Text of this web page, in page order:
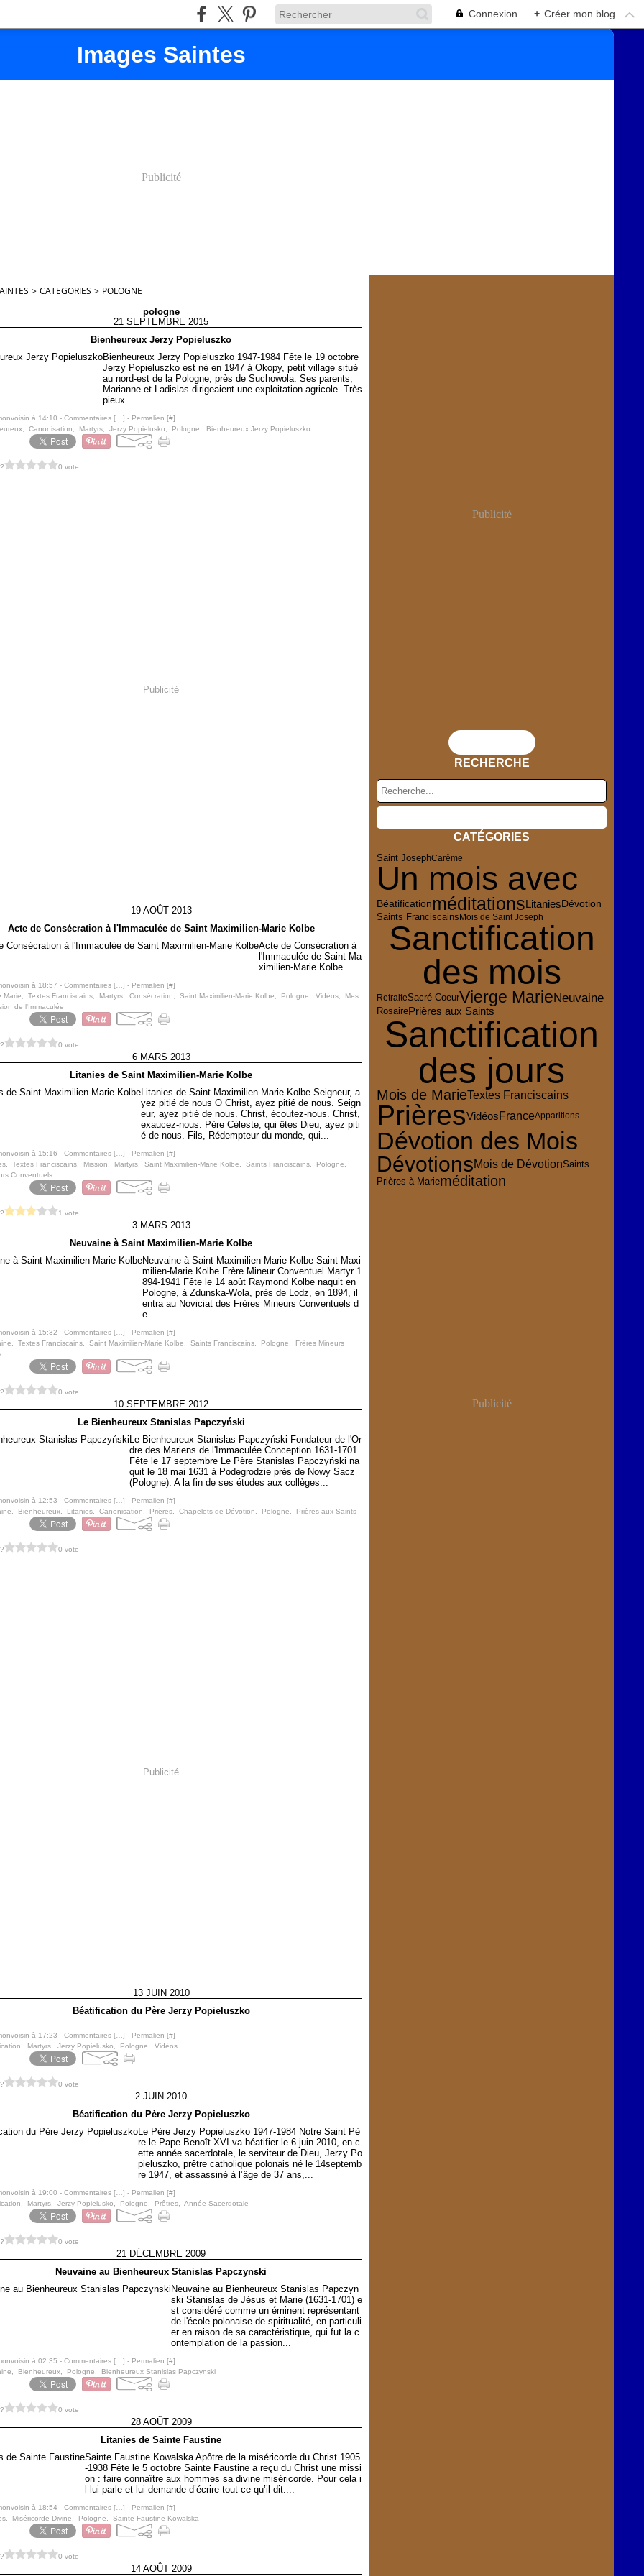
Connexion + Créer mon blog
Images Saintes
Publicité
> CATEGORIES > POLOGNE
pologne
21 SEPTEMBRE 2015
Bienheureux Jerzy Popieluszko
Bienheureux Jerzy Popieluszko 1947-1984 Fête le 19 octobre
Jerzy Popieluszko est né en 1947 à Okopy, petit village situé
au nord-est de la Pologne, près de Suchowola. Ses parents,
Marianne et Ladislas dirigeaient une exploitation agricole. Très
pieux...
à 14:10 - Commentaires [ ] - Permalien [#]
Canonisation Martyrs Jerzy Popielusko Pologne Bienheureux Jerzy Popieluszko
0 vote
Publicité
19 AOÛT 2013
Acte de Consécration à l'Immaculée de Saint Maximilien-Marie Kolbe
Acte de Consécration à
l'Immaculée de Saint Ma
ximilien-Marie Kolbe
à 18:57 - Commentaires [ ] - Permalien [#]
Marie Textes Franciscains Martyrs Consécration Saint Maximilien-Marie Kolbe Pologne Vidéos
Mes
de l'Immaculée
0 vote
6 MARS 2013
Litanies de Saint Maximilien-Marie Kolbe
Litanies de Saint Maximilien-Marie Kolbe Seigneur, a
yez pitié de nous O Christ, ayez pitié de nous. Seign
eur, ayez pitié de nous. Christ, écoutez-nous. Christ,
exaucez-nous. Père Céleste, qui êtes Dieu, ayez piti
é de nous. Fils, Rédempteur du monde, qui...
à 15:16 - Commentaires [ ] - Permalien [#]
Textes Franciscains Mission Martyrs Saint Maximilien-Marie Kolbe Saints Franciscains Pologne
Conventuels
1 vote
3 MARS 2013
Neuvaine à Saint Maximilien-Marie Kolbe
Neuvaine à Saint Maximilien-Marie Kolbe Saint Maxi
milien-Marie Kolbe Frère Mineur Conventuel Martyr 1
894-1941 Fête le 14 août Raymond Kolbe naquit en
Pologne, à Zdunska-Wola, près de Lodz, en 1894, il
entra au Noviciat des Frères Mineurs Conventuels d
e...
à 15:32 - Commentaires [ ] - Permalien [#]
Textes Franciscains Saint Maximilien-Marie Kolbe Saints Franciscains Pologne
Frères Mineurs
0 vote
10 SEPTEMBRE 2012
Le Bienheureux Stanislas Papczyński
Le Bienheureux Stanislas Papczyński Fondateur de l'Or
dre des Mariens de l'Immaculée Conception 1631-1701
Fête le 17 septembre Le Père Stanislas Papczyński na
quit le 18 mai 1631 à Podegrodzie prés de Nowy Sacz
(Pologne). A la fin de ses études aux collèges...
à 12:53 - Commentaires [ ] - Permalien [#]
Bienheureux Litanies Canonisation Prières Chapelets de Dévotion Pologne Prières aux Saints
0 vote
Publicité
13 JUIN 2010
Béatification du Père Jerzy Popieluszko
à 17:23 - Commentaires [ ] - Permalien [#]
Martyrs Jerzy Popielusko Pologne Vidéos
0 vote
2 JUIN 2010
Béatification du Père Jerzy Popieluszko
Le Père Jerzy Popieluszko 1947-1984 Notre Saint Pè
re le Pape Benoît XVI va béatifier le 6 juin 2010, en c
ette année sacerdotale, le serviteur de Dieu, Jerzy Po
pieluszko, prêtre catholique polonais né le 14septemb
re 1947, et assassiné à l’âge de 37 ans,...
à 19:00 - Commentaires [ ] - Permalien [#]
Martyrs Jerzy Popielusko Pologne Prêtres Année Sacerdotale
0 vote
21 DÉCEMBRE 2009
Neuvaine au Bienheureux Stanislas Papczynski
Neuvaine au Bienheureux Stanislas Papczyn
ski Stanislas de Jésus et Marie (1631-1701) e
st considéré comme un éminent représentant
de l'école polonaise de spiritualité, en particuli
er en raison de sa caractéristique, qui fut la c
ontemplation de la passion...
à 02:35 - Commentaires [ ] - Permalien [#]
Bienheureux Pologne Bienheureux Stanislas Papczynski
0 vote
28 AOÛT 2009
Litanies de Sainte Faustine
Sainte Faustine Kowalska Apôtre de la miséricorde du Christ 1905
-1938 Fête le 5 octobre Sainte Faustine a reçu du Christ une missi
on : faire connaître aux hommes sa divine miséricorde. Pour cela i
l lui parle et lui demande d’écrire tout ce qu’il dit....
à 18:54 - Commentaires [ ] - Permalien [#]
Miséricorde Divine Pologne Sainte Faustine Kowalska
0 vote
14 AOÛT 2009
Publicité
RECHERCHE
CATÉGORIES
Saint JosephCarême
Un mois avec
BéatificationméditationsLitaniesDévotion
Saints Franciscains Mois de Saint Joseph
Sanctification
des mois
RetraiteSacré CoeurVierge MarieNeuvaine
RosairePrières aux Saints
Sanctification
des jours
Mois de MarieTextes Franciscains
PrièresVidéosFranceApparitions
Dévotion des Mois
DévotionsMois de DévotionSaints
Prières à Marieméditation
Publicité